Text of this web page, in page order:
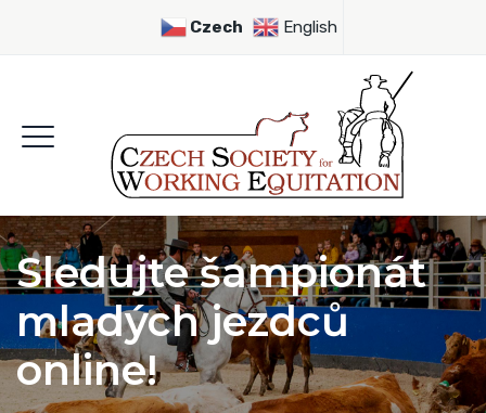
Czech English
Sledujte šampionát
mladých jezdců
online!